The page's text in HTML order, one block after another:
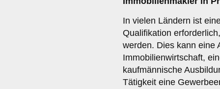
In vielen Ländern ist
Qualifikation
werden. Dies kann eine
Immobilienwirtschaft,
kaufmännische
Tätigkeit eine